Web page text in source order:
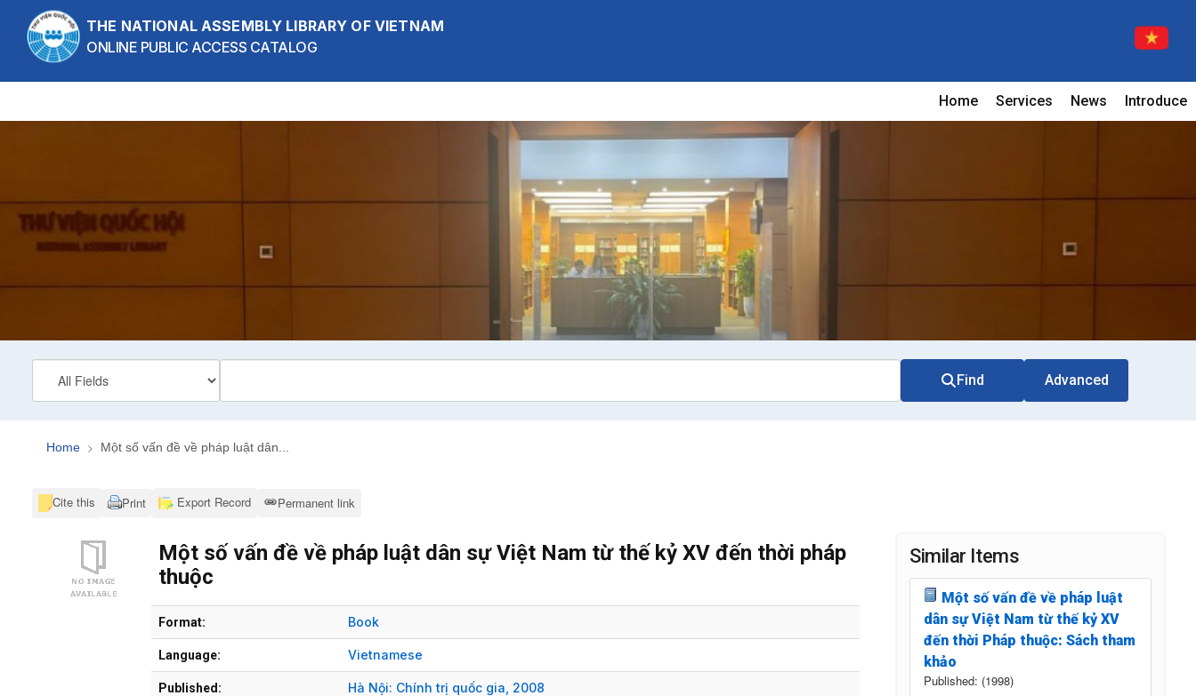
Skip to content
THE NATIONAL ASSEMBLY LIBRARY OF VIETNAM
ONLINE PUBLIC ACCESS CATALOG
Home Services News Introduce
Find Advanced
Home Một số vấn đề về pháp luật dân...
Cite this Print Export Record Permanent link
Một số vấn đề về pháp luật dân sự Việt Nam từ thế kỷ XV đến thời pháp
thuộc
Format: Book
Language: Vietnamese
Published: Hà Nội: Chính trị quốc gia, 2008
Similar Items
Một số vấn đề về pháp luật
dân sự Việt Nam từ thế kỷ XV
đến thời Pháp thuộc: Sách tham
khảo
Published: (1998)